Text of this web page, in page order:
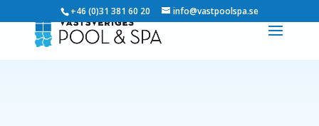
+46 (0)31 381 60 20 info@vastpoolspa.se